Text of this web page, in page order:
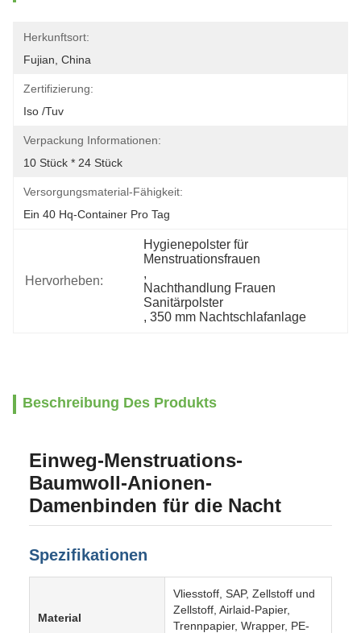
Herkunftsort:
Fujian, China
Zertifizierung:
Iso /tuv
Verpackung Informationen:
10 Stück * 24 Stück
Versorgungsmaterial-Fähigkeit:
Ein 40 Hq-Container Pro Tag
Hervorheben:
Hygienepolster für
Menstruationsfrauen
,
Nachthandlung Frauen
Sanitärpolster
, 350 mm Nachtschlafanlage
Beschreibung Des Produkts
Einweg-Menstruations-
Baumwoll-Anionen-
Damenbinden für die Nacht
Spezifikationen
Material
Vliesstoff, SAP, Zellstoff und
Zellstoff, Airlaid-Papier,
Trennpapier, Wrapper, PE-